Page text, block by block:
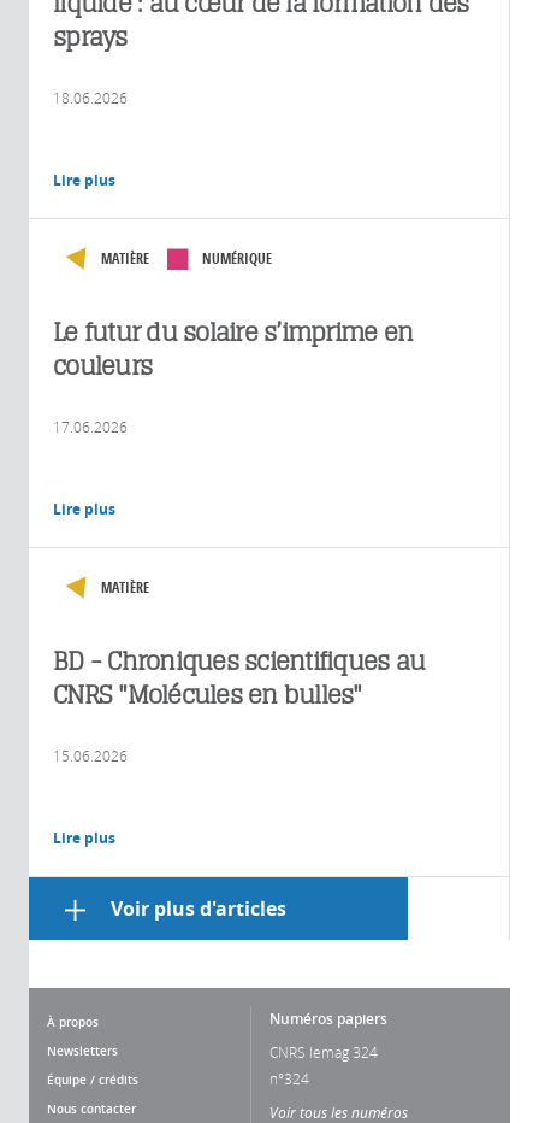
sprays
18.06.2026
Lire plus
MATIÈRE NUMÉRIQUE
Le futur du solaire s’imprime en
couleurs
17.06.2026
Lire plus
MATIÈRE
BD - Chroniques scientifiques au
CNRS "Molécules en bulles"
15.06.2026
Lire plus
Voir plus d'articles
À propos
Newsletters
Équipe / crédits
Nous contacter
Numéros papiers
CNRS lemag 324
n°324
Voir tous les numéros